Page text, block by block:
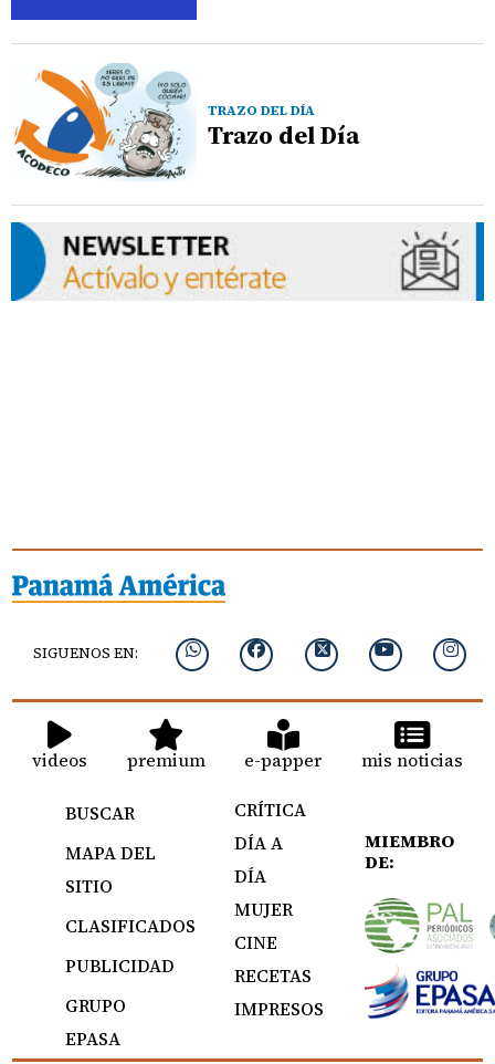
TRAZO DEL DÍA
Trazo del Día
SIGUENOS EN:
videos premium e-papper mis noticias
BUSCAR
MAPA DEL
SITIO
CLASIFICADOS
PUBLICIDAD
GRUPO
EPASA
CRÍTICA
DÍA A
DÍA
MUJER
CINE
RECETAS
IMPRESOS
MIEMBRO
DE: